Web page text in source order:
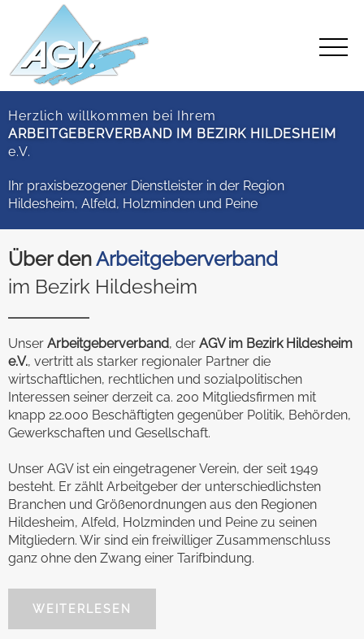
Herzlich willkommen bei Ihrem
ARBEITGEBERVERBAND IM BEZIRK HILDESHEIM
e.V.
Ihr praxisbezogener Dienstleister in der Region
Hildesheim, Alfeld, Holzminden und Peine
Über denArbeitgeberverband
im Bezirk Hildesheim
Unser Arbeitgeberverband, der AGV im Bezirk Hildesheim
e.V., vertritt als starker regionaler Partner die
wirtschaftlichen, rechtlichen und sozialpolitischen
Interessen seiner derzeit ca. 200 Mitgliedsfirmen mit
knapp 22.000 Beschäftigten gegenüber Politik, Behörden,
Gewerkschaften und Gesellschaft.
Unser AGV ist ein eingetragener Verein, der seit 1949
besteht. Er zählt Arbeitgeber der unterschiedlichsten
Branchen und Größenordnungen aus den Regionen
Hildesheim, Alfeld, Holzminden und Peine zu seinen
Mitgliedern. Wir sind ein freiwilliger Zusammenschluss
ganz ohne den Zwang einer Tarifbindung.
WEITERLESEN